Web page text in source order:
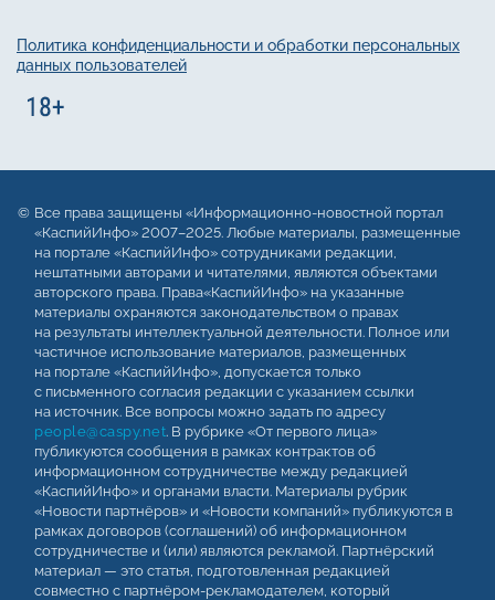
Политика конфиденциальности и обработки персональных
данных пользователей
Все права защищены «Информационно-новостной портал
«КаспийИнфо» 2007–2025. Любые материалы, размещенные
на портале «КаспийИнфо» сотрудниками редакции,
нештатными авторами и читателями, являются объектами
авторского права. Права«КаспийИнфо» на указанные
материалы охраняются законодательством о правах
на результаты интеллектуальной деятельности. Полное или
частичное использование материалов, размещенных
на портале «КаспийИнфо», допускается только
с письменного согласия редакции с указанием ссылки
на источник. Все вопросы можно задать по адресу
people@caspy.net. В рубрике «От первого лица»
публикуются сообщения в рамках контрактов об
информационном сотрудничестве между редакцией
«КаспийИнфо» и органами власти. Материалы рубрик
«Новости партнёров» и «Новости компаний» публикуются в
рамках договоров (соглашений) об информационном
сотрудничестве и (или) являются рекламой. Партнёрский
материал — это статья, подготовленная редакцией
совместно с партнёром-рекламодателем, который